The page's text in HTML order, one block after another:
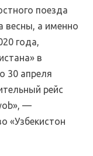
поезда
весны, а именно
года,
в
30 апреля
рейс
—
«Узбекистон